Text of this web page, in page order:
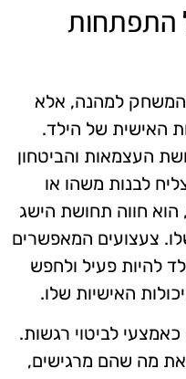
התפתחות
המשחק למהנה, אלא
האישית של הילד.
העצמאות והביטחון
לבנות משהו או
חווה תחושת הישג
צעצועים המאפשרים
להיות פעיל ולחפש
האישיות שלו.
לביטוי רגשות.
מה שהם מרגישים,